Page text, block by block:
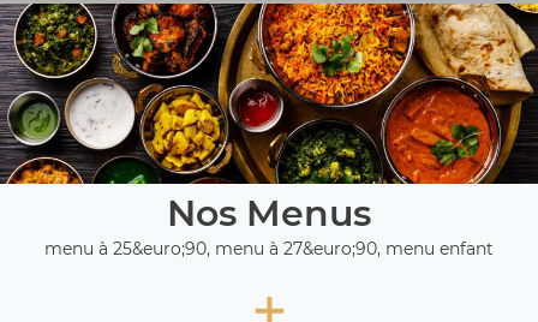
Nos Menus
menu à 25&euro;90, menu à 27&euro;90, menu enfant
+